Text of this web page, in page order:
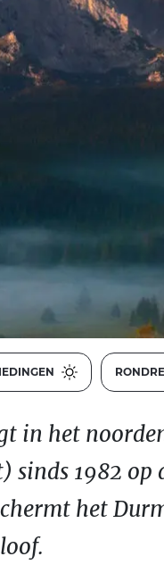
in het
1982 op
het